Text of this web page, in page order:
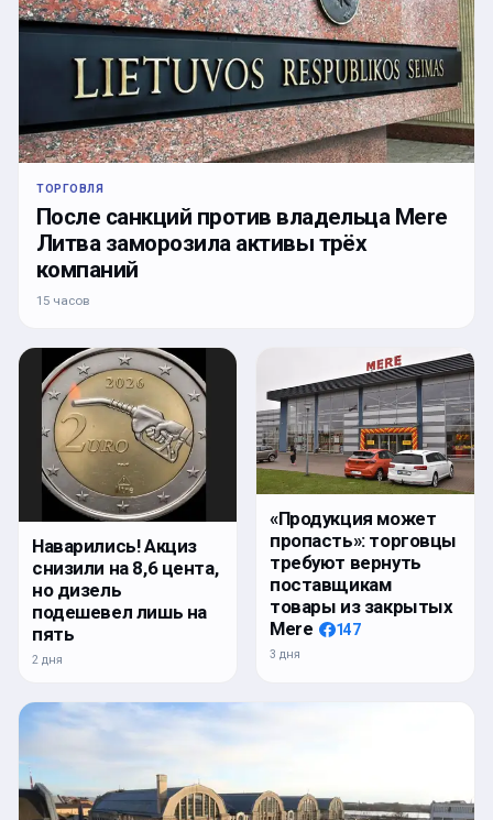
ТОРГОВЛЯ
После санкций против владельца Mere
Литва заморозила активы трёх
компаний
15 часов
Наварились! Акциз
снизили на 8,6 цента,
но дизель
подешевел лишь на
пять
2 дня
«Продукция может
пропасть»: торговцы
требуют вернуть
поставщикам
товары из закрытых
Mere
147
3 дня